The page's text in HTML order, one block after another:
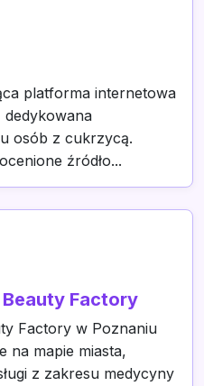
platforma internetowa
dedykowana
osób z cukrzycą.
źródło...
Factory
Factory w Poznaniu
na mapie miasta,
z zakresu medycyny